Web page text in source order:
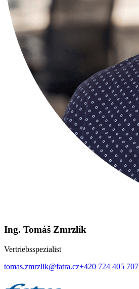
Ing. Tomáš Zmrzlík
Vertriebsspezialist
tomas.zmrzlik@fatra.cz+420 724 405 707